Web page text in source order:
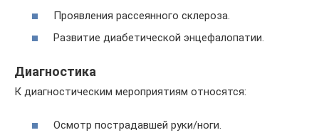
Проявления рассеянного склероза.
Развитие диабетической энцефалопатии.
Диагностика
К диагностическим мероприятиям относятся:
Осмотр пострадавшей руки/ноги.